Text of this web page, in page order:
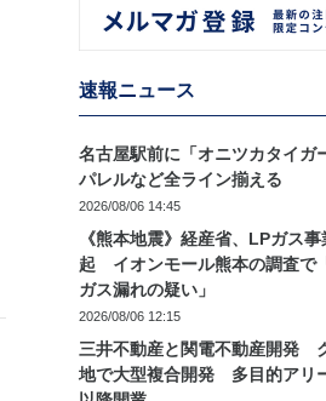
速報ニュース
名古屋駅前に「オニツカタイ
パレルなど全ライン揃える
2026/08/06 14:45
《熊本地震》経産省、LPガス
起 イオンモール熊本の調査で
ガス漏れの疑い」
2026/08/06 12:15
三井不動産と関電不動産開発
地で大型複合開発 多目的アリ